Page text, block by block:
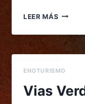
LEER MÁS
ENOTURISMO
Vias